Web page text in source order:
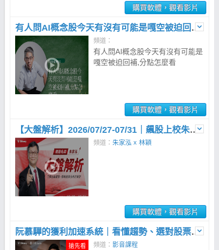
購買軟體，觀看影片
有人問AI概念股今天有沒有可能是嘎空被迫回補,分點怎麼看
頻道：
有人問AI概念股今天有沒有可能是
嘎空被迫回補,分點怎麼看
購買軟體，觀看影片
【大盤解析】2026/07/27-07/31｜飆股上校朱家泓
頻道： 朱家泓 x 林穎
購買軟體，觀看影片
搶先看
阮慕驊的獲利加速系統｜看懂趨勢、選對股票、財富成長翻倍
頻道： 影音課程